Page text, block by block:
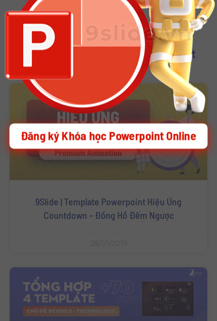
Download Other Template Powerpoint
9Slide | Template Powerpoint Hiệu Ứng
Countdown – Đồng Hồ Đếm Ngược
Đăng ký Khóa học Powerpoint Online